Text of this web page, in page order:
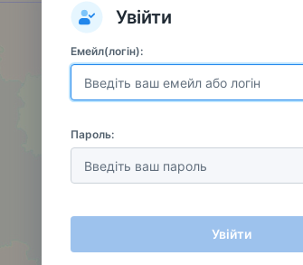
Увійти
Емейл(логін):
Пароль:
Увійти